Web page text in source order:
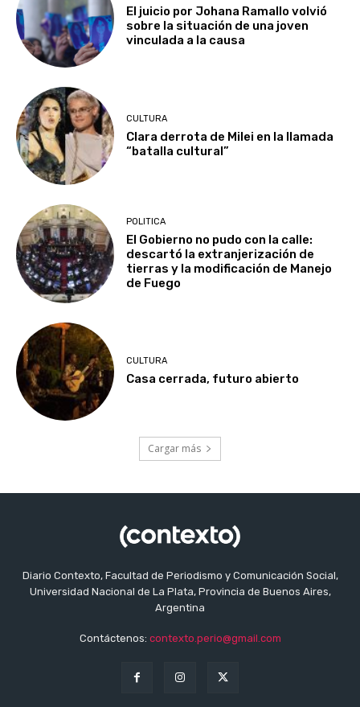
El juicio por Johana Ramallo volvió
sobre la situación de una joven
vinculada a la causa
CULTURA
Clara derrota de Milei en la llamada
“batalla cultural”
POLITICA
El Gobierno no pudo con la calle:
descartó la extranjerización de
tierras y la modificación de Manejo
de Fuego
CULTURA
Casa cerrada, futuro abierto
Cargar más
Diario Contexto, Facultad de Periodismo y Comunicación Social,
Universidad Nacional de La Plata, Provincia de Buenos Aires,
Argentina
Contáctenos: contexto.perio@gmail.com